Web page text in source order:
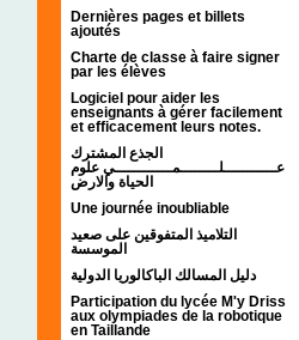
Dernières pages et billets
ajoutés
Charte de classe à faire signer
par les élèves
Logiciel pour aider les
enseignants à gérer facilement
et efficacement leurs notes.
الجذع المشترك
عـــــــــــلــــــــمــــــــــــي علوم
الحياة والارض
Une journée inoubliable
التلاميذ المتفوقين على صعيد
الموسسة
دليل المسالك الباكالوريا الدولية
Participation du lycée M'y Driss
aux olympiades de la robotique
en Taillande